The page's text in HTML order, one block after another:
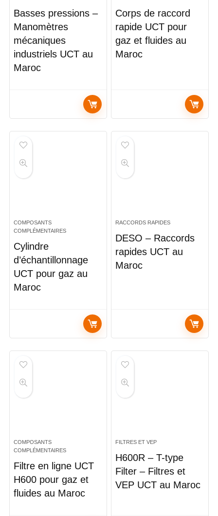
Basses pressions –
Manomètres
mécaniques
industriels UCT au
Maroc
Corps de raccord
rapide UCT pour
gaz et fluides au
Maroc
COMPOSANTS
COMPLÉMENTAIRES
Cylindre
d’échantillonnage
UCT pour gaz au
Maroc
RACCORDS RAPIDES
DESO – Raccords
rapides UCT au
Maroc
COMPOSANTS
COMPLÉMENTAIRES
Filtre en ligne UCT
H600 pour gaz et
fluides au Maroc
FILTRES ET VEP
H600R – T-type
Filter – Filtres et
VEP UCT au Maroc